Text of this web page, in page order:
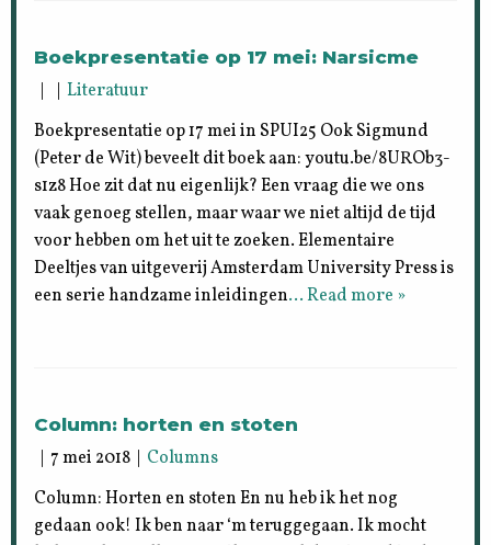
Boekpresentatie op 17 mei: Narsicme
| |Literatuur
Boekpresentatie op 17 mei in SPUI25 Ook Sigmund
(Peter de Wit) beveelt dit boek aan: youtu.be/8UROb3-
s1z8 Hoe zit dat nu eigenlijk? Een vraag die we ons
vaak genoeg stellen, maar waar we niet altijd de tijd
voor hebben om het uit te zoeken. Elementaire
Deeltjes van uitgeverij Amsterdam University Press is
een serie handzame inleidingen… Read more »
Column: horten en stoten
| 7 mei 2018 | Columns
Column: Horten en stoten En nu heb ik het nog
gedaan ook! Ik ben naar ‘m teruggegaan. Ik mocht